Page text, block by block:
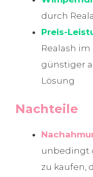
durch
Preis-
Realash
günstiger
Lösung
Nachteile
unbedingt
zu kaufen,